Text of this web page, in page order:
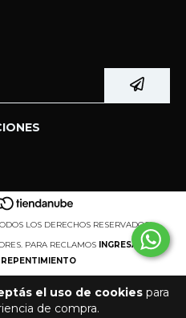
el uso de cookiespara
de compra.
LOS DERECHOS RESERVADOS.
PARA RECLAMOS INGRESÁ ACÁ.